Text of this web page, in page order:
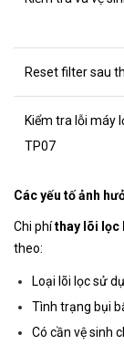
Reset filter sau
Kiểm tra lỗi máy
TP07
Các yếu tố ảnh
Chi phíthay lõi lọc
theo:
Loại lõi lọc sử
Tình trạng bụi
Có cần vệ sinh